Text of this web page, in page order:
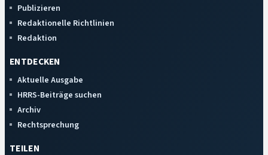
Publizieren
Redaktionelle Richtlinien
Redaktion
ENTDECKEN
Aktuelle Ausgabe
HRRS-Beiträge suchen
Archiv
Rechtsprechung
TEILEN